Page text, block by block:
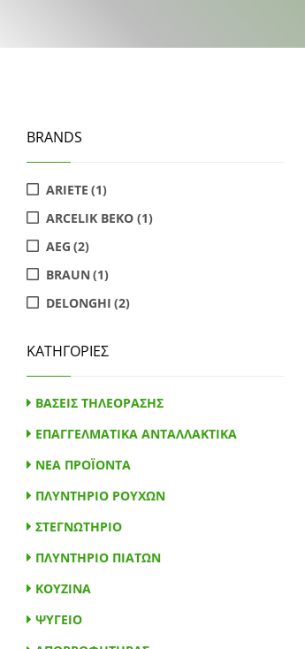
BRANDS
ARIETE (1)
ARCELIK BEKO (1)
AEG (2)
BRAUN (1)
DELONGHI (2)
MOULINEX
STIRELLA (1)
ELECTROLUX(1)
ZANUSSI(1)
TEFAL(4)
ARCELIK(1)
ROMANCE
EUROPA S
X-PRIME (1)
ΚΑΤΗΓΟΡΙΕΣ
ΒΑΣΕΙΣ ΤΗΛΕΟΡΑΣΗΣ
ΕΠΑΓΓΕΛΜΑΤΙΚΑ ΑΝΤΑΛΛΑΚΤΙΚΑ
ΝΕΑ ΠΡΟΪΟΝΤΑ
ΠΛΥΝΤΗΡΙΟ ΡΟΥΧΩΝ
ΣΤΕΓΝΩΤΗΡΙΟ
ΠΛΥΝΤΗΡΙΟ ΠΙΑΤΩΝ
ΚΟΥΖΙΝΑ
ΨΥΓΕΙΟ